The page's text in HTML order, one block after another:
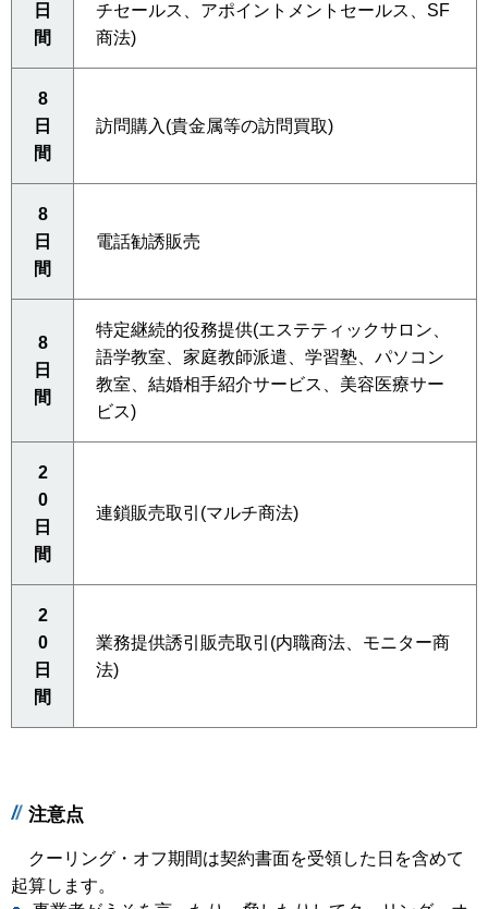
日
間
チセールス、アポイントメントセールス、SF
商法)
8
日
間
訪問購入(貴金属等の訪問買取)
8
日
間
電話勧誘販売
8
日
間
特定継続的役務提供(エステティックサロン、
語学教室、家庭教師派遣、学習塾、パソコン
教室、結婚相手紹介サービス、美容医療サー
ビス)
2
0
日
間
連鎖販売取引(マルチ商法)
2
0
日
間
業務提供誘引販売取引(内職商法、モニター商
法)
注意点
クーリング・オフ期間は契約書面を受領した日を含めて
起算します。